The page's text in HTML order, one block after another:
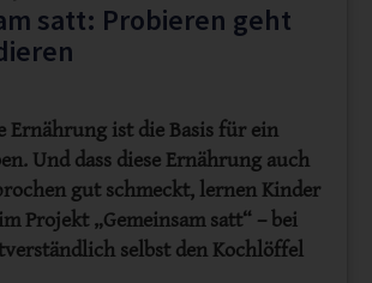
satt: Probieren geht
Ernährung ist die Basis für ein
Und dass diese Ernährung auch
gut schmeckt, lernen Kinder
Projekt „Gemeinsam satt“ – bei
selbst den Kochlöffel